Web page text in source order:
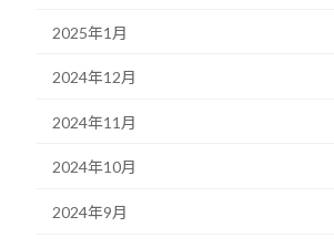
2025年1月
2024年12月
2024年11月
2024年10月
2024年9月